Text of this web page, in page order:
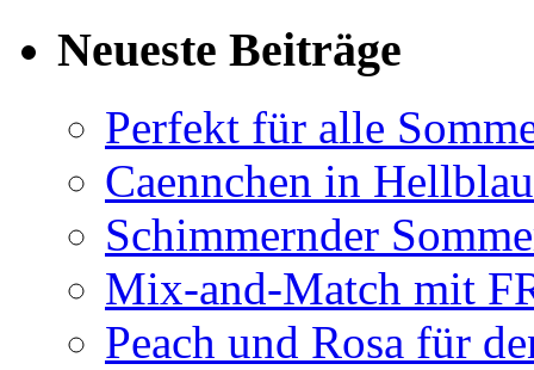
Neueste Beiträge
Perfekt für alle
Caennchen in
Schimmernder
Mix-and-Match mit
Peach und Rosa für